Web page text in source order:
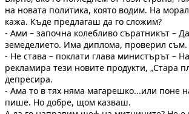
на новата политика, която водим. На
кажа. Къде предлагаш да го сложим?
- Ами – започна колебливо съратникът –
земеделието. Има диплома, проверил съм.
- Не става – поклати глава министърът –
рекламира тези новите продукти, „Стара
депресира.
- Ама то в тях няма магарешко...или поне
пише. Но добре, щом казваш.